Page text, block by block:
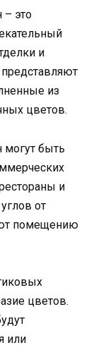
– это
и
из
цветов.
могут быть
и
от
помещению
цветов.
или